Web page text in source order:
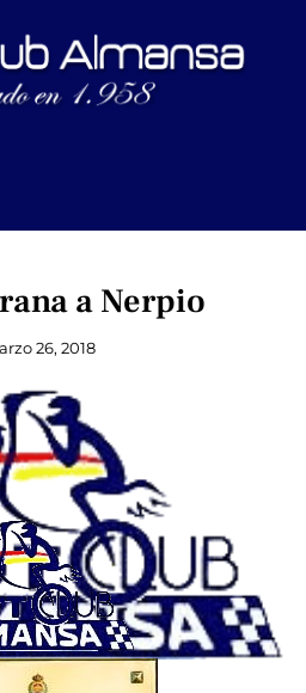
a Nerpio
26, 2018